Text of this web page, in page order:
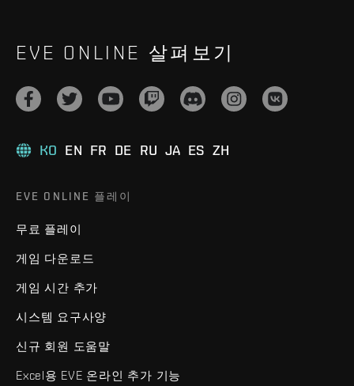
EVE ONLINE 살펴보기
KO EN FR DE RU JA ES ZH
EVE ONLINE 플레이
무료 플레이
게임 다운로드
게임 시간 추가
시스템 요구사양
신규 회원 도움말
Excel용 EVE 온라인 추가 기능